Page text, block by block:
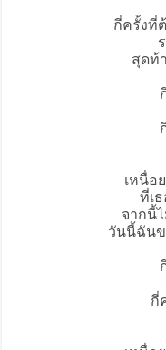
กี่ครั้งที่
สุดท้
เหนื่อ
ที่เ
จากนี้
วันนี้ฉันข
กี่